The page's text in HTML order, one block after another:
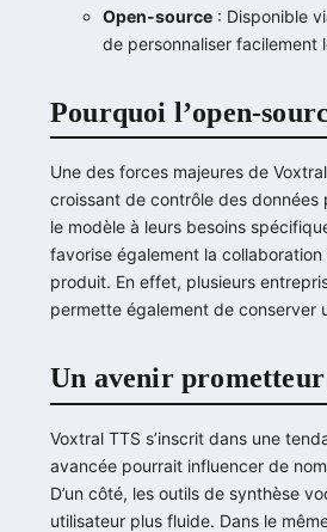
Open-source : Disponible
de personnaliser facilement
Pourquoi l’open-
Une des forces majeures de
croissant de contrôle des données
le modèle à leurs besoins
favorise également la
produit. En effet, plusieurs
permette également de conserver
Un avenir prometteur
Voxtral TTS s’inscrit dans une
avancée pourrait influencer de
D’un côté, les outils de synthèse
utilisateur plus fluide. Dans le